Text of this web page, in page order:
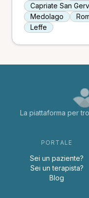
Capriate San
Medolago
Leffe
La piattaforma per
PORTALE
Sei un paziente?
Sei un terapista?
Blog